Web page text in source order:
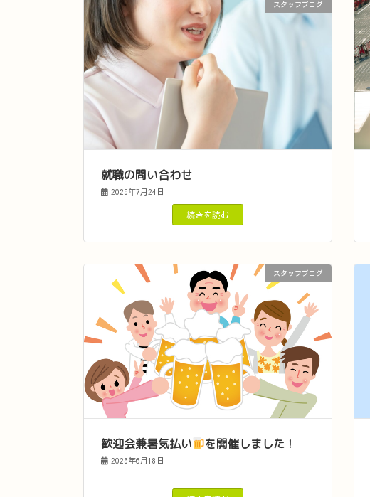
スタッフブログ
就職の問い合わせ
2025年7月24日
続きを読む
スタッフブログ
歓迎会兼暑気払い を開催しました！
2025年6月18日